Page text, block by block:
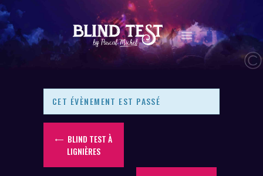
AGENDA
LES NEWS
LES VIDÉOS
CONTACT
BOUTIQUE
CET ÉVÈNEMENT EST PASSÉ
BLIND TEST À
LIGNIÈRES